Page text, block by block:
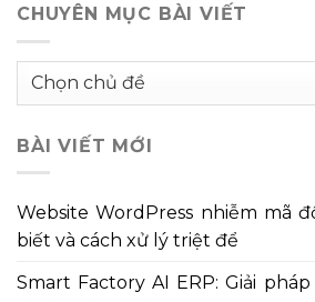
CHUYÊN MỤC BÀI VIẾT
Chuyên
viết
BÀI VIẾT MỚI
Website WordPress nhiễm mã
biết và cách xử lý triệt để
Smart Factory AI ERP: Giải